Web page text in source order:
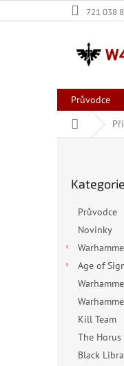
na
721 038
Průvodce
Domů
kategorie
Kategorie
Průvodce
Novinky
Age of
Kill Team
The Horus
Black